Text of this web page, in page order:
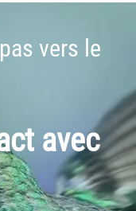
vers le
avec